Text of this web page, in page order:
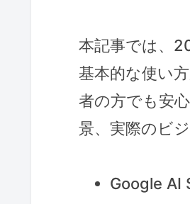
本記事では、
基本的な使い
者の方でも安
景、実際のビ
Google AI